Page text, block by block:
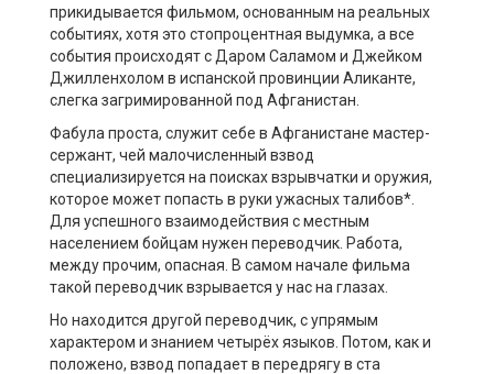
прикидывается фильмом, основанным на реальных
событиях, хотя это стопроцентная выдумка, а все
события происходят с Даром Саламом и Джейком
Джилленхолом в испанской провинции Аликанте,
слегка загримированной под Афганистан.
Фабула проста, служит себе в Афганистане мастер-
сержант, чей малочисленный взвод
специализируется на поисках взрывчатки и оружия,
которое может попасть в руки ужасных талибов*.
Для успешного взаимодействия с местным
населением бойцам нужен переводчик. Работа,
между прочим, опасная. В самом начале фильма
такой переводчик взрывается у нас на глазах.
Но находится другой переводчик, с упрямым
характером и знанием четырёх языков. Потом, как и
положено, взвод попадает в передрягу в ста